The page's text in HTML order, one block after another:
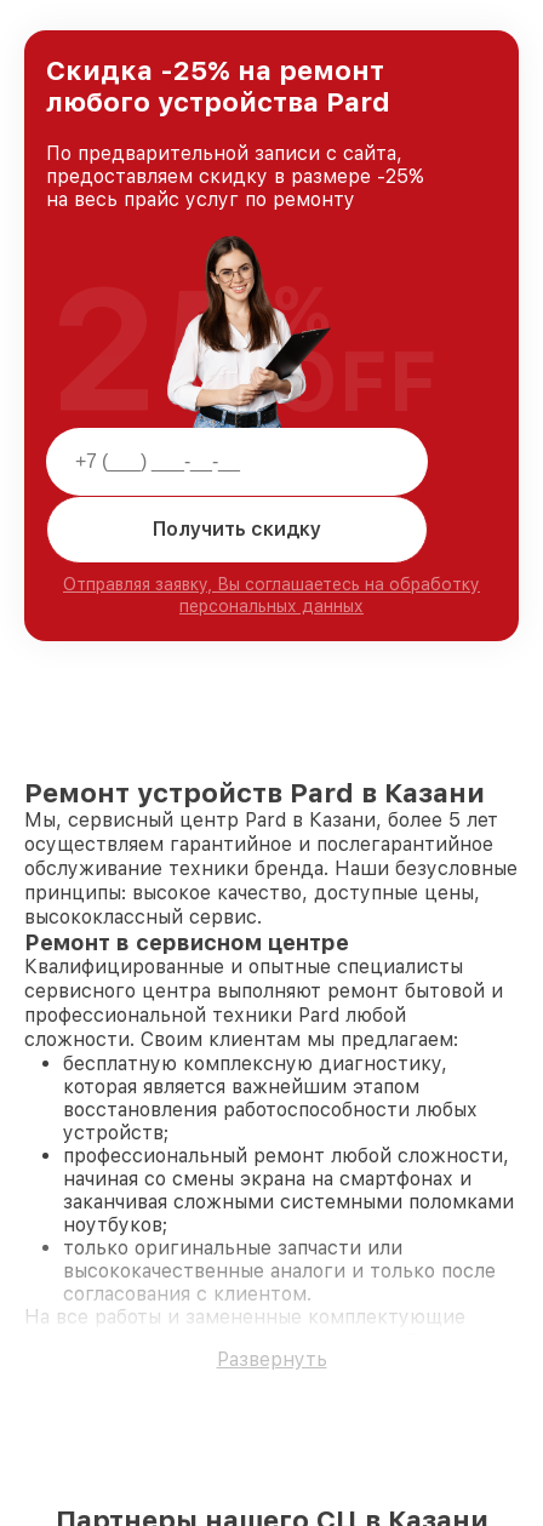
и лояльности наших клиентов.
Скидка -25% на ремонт
любого устройства Pard
По предварительной записи с сайта,
предоставляем скидку в размере -25%
на весь прайс услуг по ремонту
Получить скидку
Отправляя заявку, Вы соглашаетесь на обработку
персональных данных
25%
OFF
Ремонт устройств Pard в Казани
Мы, сервисный центр Pard в Казани, более 5 лет
осуществляем гарантийное и послегарантийное
обслуживание техники бренда. Наши безусловные
принципы: высокое качество, доступные цены,
высококлассный сервис.
Ремонт в сервисном центре
Квалифицированные и опытные специалисты
сервисного центра выполняют ремонт бытовой и
профессиональной техники Pard любой
сложности. Своим клиентам мы предлагаем:
бесплатную комплексную диагностику,
которая является важнейшим этапом
восстановления работоспособности любых
устройств;
профессиональный ремонт любой сложности,
начиная со смены экрана на смартфонах и
заканчивая сложными системными поломками
ноутбуков;
только оригинальные запчасти или
высококачественные аналоги и только после
согласования с клиентом.
На все работы и замененные комплектующие
поломки по условиям гарантии, мы бесплатно
безупречной репутацией;
Развернуть
Партнеры нашего СЦ в Казани